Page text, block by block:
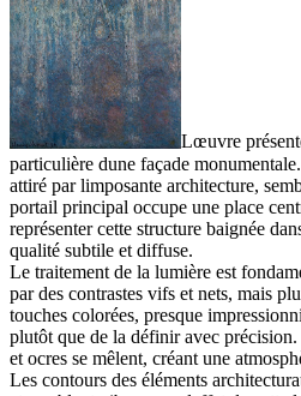
Lœuvre
particulière dune façade
attiré par limposante architecture,
portail principal occupe une place
représenter cette structure baignée
qualité subtile et diffuse.
Le traitement de la lumière est
par des contrastes vifs et nets, mais
touches colorées, presque
plutôt que de la définir avec
et ocres se mêlent, créant une
Les contours des éléments